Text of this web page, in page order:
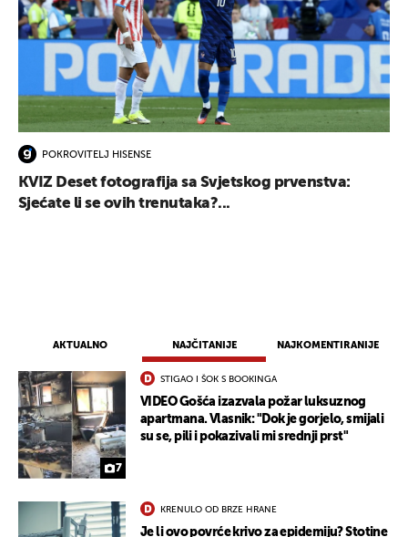
AKTUALNO NAJČITANIJE NAJKOMENTIRANIJE
7
STIGAO I ŠOK S BOOKINGA
VIDEO Gošća izazvala požar luksuznog
apartmana. Vlasnik: "Dok je gorjelo, smijali
su se, pili i pokazivali mi srednji prst"
KRENULO OD BRZE HRANE
Je li ovo povrće krivo za epidemiju? Stotine
POKROVITELJ HISENSE
KVIZ Deset fotografija sa Svjetskog prvenstva:
Sjećate li se ovih trenutaka?...